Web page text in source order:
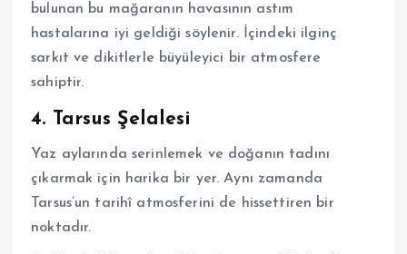
bulunan bu mağaranın havasının astım
hastalarına iyi geldiği söylenir. İçindeki ilginç
sarkıt ve dikitlerle büyüleyici bir atmosfere
sahiptir.
4. Tarsus Şelalesi
Yaz aylarında serinlemek ve doğanın tadını
çıkarmak için harika bir yer. Aynı zamanda
Tarsus’un tarihî atmosferini de hissettiren bir
noktadır.